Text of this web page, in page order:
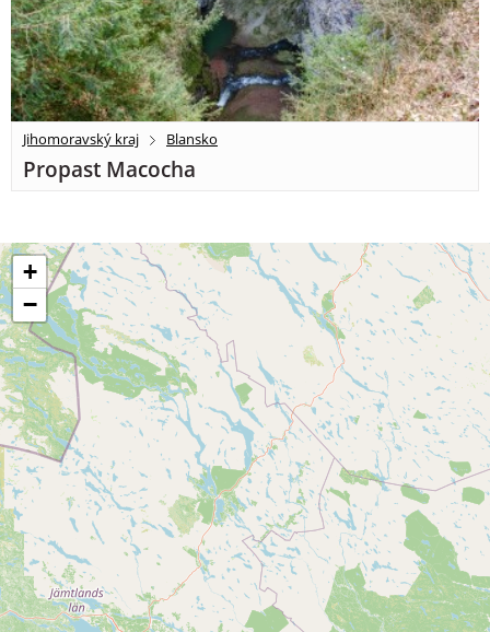
Jihomoravský kraj Blansko
Propast Macocha
+
−